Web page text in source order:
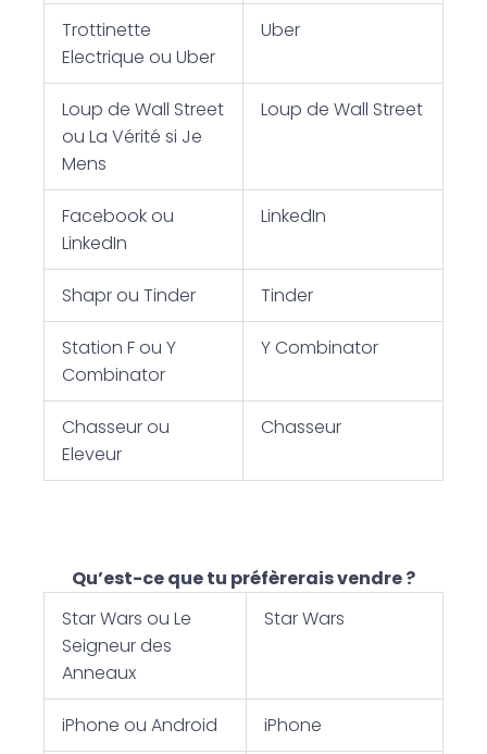
Trottinette
Electrique ou Uber
Uber
Loup de Wall Street
ou La Vérité si Je
Mens
Loup de Wall Street
Facebook ou
LinkedIn
LinkedIn
Shapr ou Tinder Tinder
Station F ou Y
Combinator
Y Combinator
Chasseur ou
Eleveur
Chasseur
Qu’est-ce que tu préfèrerais vendre ?
Star Wars ou Le
Seigneur des
Anneaux
Star Wars
iPhone ou Android iPhone